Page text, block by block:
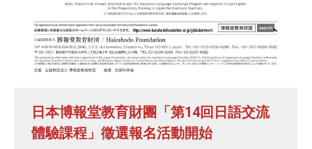
日本博報堂教育財團「第14回日語交流
體驗課程」徵選報名活動開始